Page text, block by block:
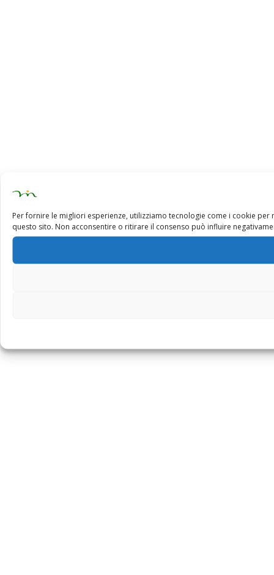
Per fornire le migliori esperienze, utilizziamo tecnologie come i cookie
questo sito. Non acconsentire o ritirare il consenso può influire